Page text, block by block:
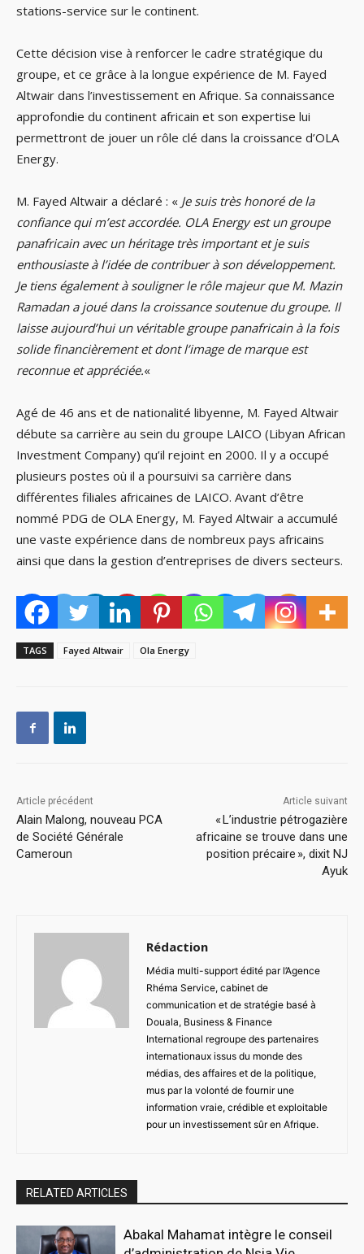
stations-service sur le continent.
Cette décision vise à renforcer le cadre stratégique du
groupe, et ce grâce à la longue expérience de M. Fayed
Altwair dans l’investissement en Afrique. Sa connaissance
approfondie du continent africain et son expertise lui
permettront de jouer un rôle clé dans la croissance d’OLA
Energy.
M. Fayed Altwair a déclaré : « Je suis très honoré de la
confiance qui m’est accordée. OLA Energy est un groupe
panafricain avec un héritage très important et je suis
enthousiaste à l’idée de contribuer à son développement.
Je tiens également à souligner le rôle majeur que M. Mazin
Ramadan a joué dans la croissance soutenue du groupe. Il
laisse aujourd’hui un véritable groupe panafricain à la fois
solide financièrement et dont l’image de marque est
reconnue et appréciée.«
Agé de 46 ans et de nationalité libyenne, M. Fayed Altwair
débute sa carrière au sein du groupe LAICO (Libyan African
Investment Company) qu’il rejoint en 2000. Il y a occupé
plusieurs postes où il a poursuivi sa carrière dans
différentes filiales africaines de LAICO. Avant d’être
nommé PDG de OLA Energy, M. Fayed Altwair a accumulé
une vaste expérience dans de nombreux pays africains
ainsi que dans la gestion d’entreprises de divers secteurs.
TAGS Fayed Altwair Ola Energy
Article précédent
Alain Malong, nouveau PCA
de Société Générale
Cameroun
Article suivant
« L’industrie pétrogazière
africaine se trouve dans une
position précaire », dixit NJ
Ayuk
Rédaction
Média multi-support édité par l’Agence
Rhéma Service, cabinet de
communication et de stratégie basé à
Douala, Business & Finance
International regroupe des partenaires
internationaux issus du monde des
médias, des affaires et de la politique,
mus par la volonté de fournir une
information vraie, crédible et exploitable
pour un investissement sûr en Afrique.
RELATED ARTICLES
Abakal Mahamat intègre le conseil